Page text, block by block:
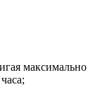
максимально